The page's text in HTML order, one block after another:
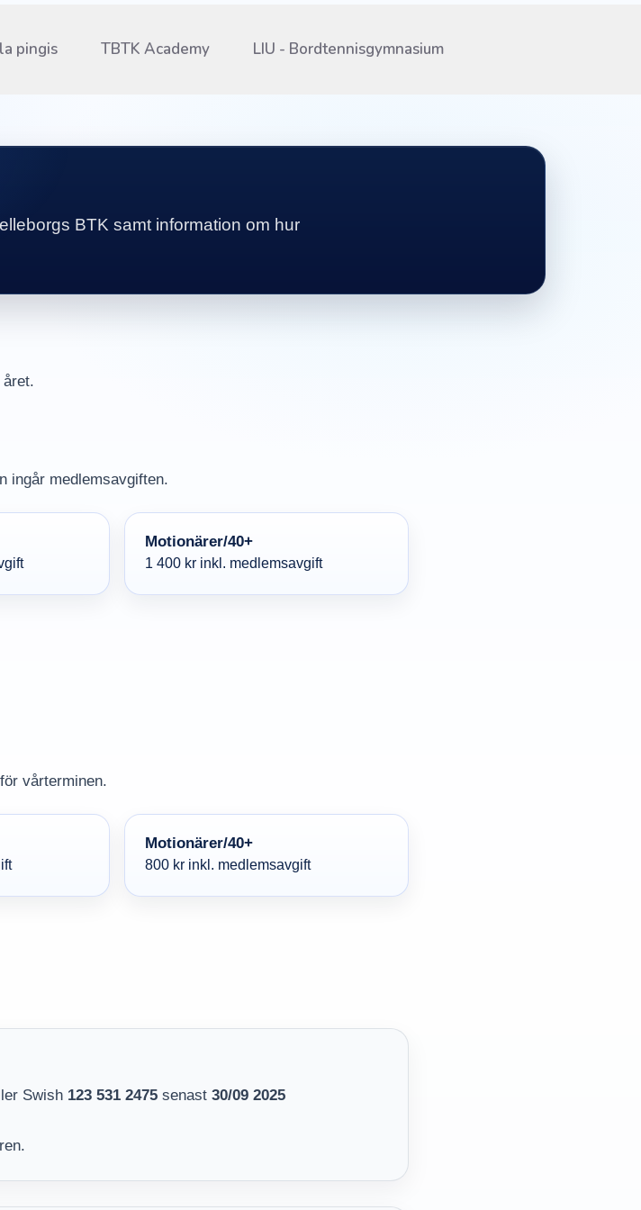
pingis TBTK Academy LIU - Bordtennisgymnasium
BTK samt information om hur
ingår medlemsavgiften.
Motionärer/40+
1 400 kr inkl. medlemsavgift
vårterminen.
Motionärer/40+
800 kr inkl. medlemsavgift
Swish 123 531 2475 senast 30/09 2025